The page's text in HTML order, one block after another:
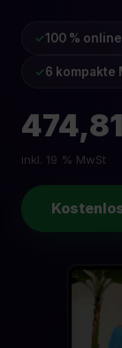
✓100 % online
✓6 kompakte
inkl. 19 % MwSt